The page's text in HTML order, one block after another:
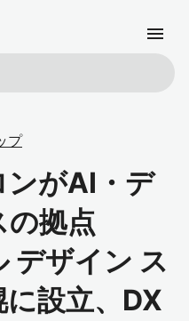
menu
プ
ンがAI・デ
拠点
デザイン ス
設立、DX